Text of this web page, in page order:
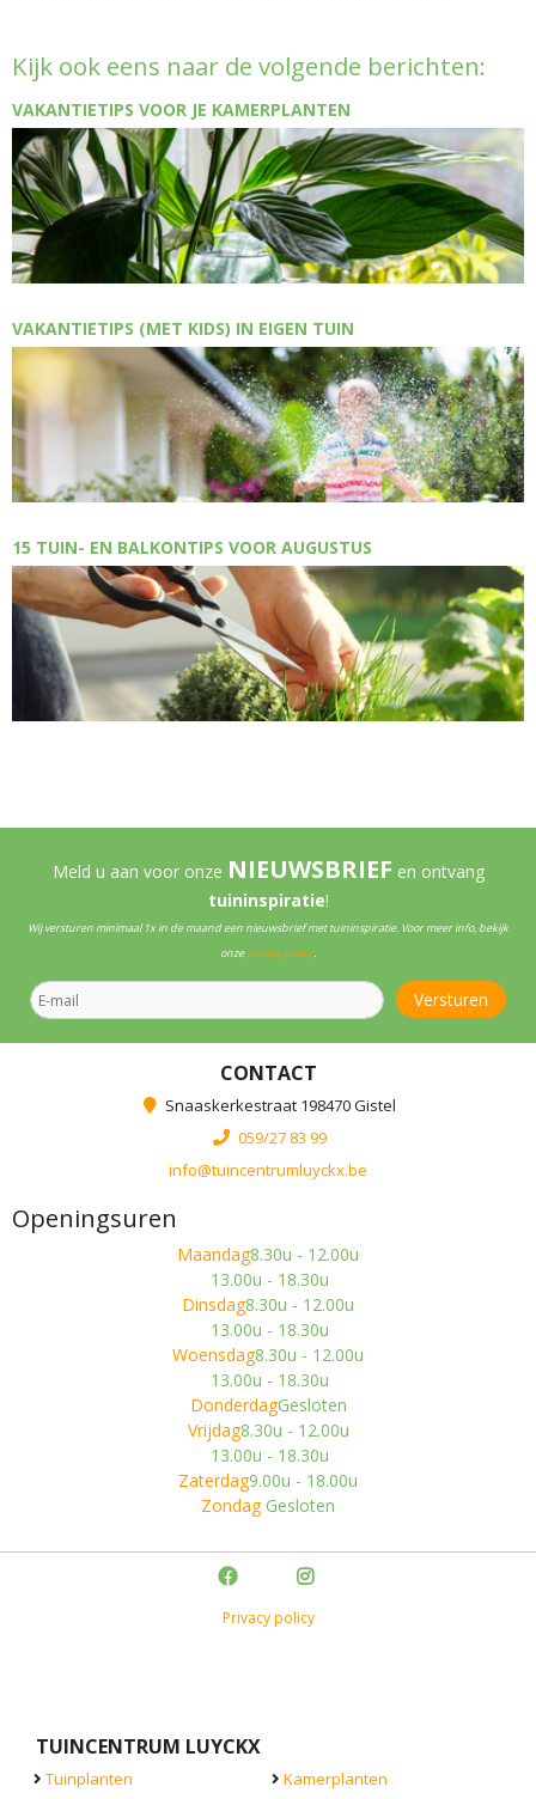
Kijk ook eens naar de volgende berichten:
VAKANTIETIPS VOOR JE KAMERPLANTEN
VAKANTIETIPS (MET KIDS) IN EIGEN TUIN
15 TUIN- EN BALKONTIPS VOOR AUGUSTUS
Meld u aan voor onze NIEUWSBRIEF en ontvang
tuininspiratie!
Wij versturen minimaal 1x in de maand een nieuwsbrief met tuininspiratie. Voor meer info, bekijk
onzeprivacy policy.
CONTACT
Snaaskerkestraat 198470 Gistel
059/27 83 99
info@tuincentrumluyckx.be
Openingsuren
Maandag8.30u - 12.00u
13.00u - 18.30u
Dinsdag8.30u - 12.00u
13.00u - 18.30u
Woensdag8.30u - 12.00u
13.00u - 18.30u
DonderdagGesloten
Vrijdag8.30u - 12.00u
13.00u - 18.30u
Zaterdag9.00u - 18.00u
Zondag Gesloten
Privacy policy
TUINCENTRUM LUYCKX
Tuinplanten Kamerplanten